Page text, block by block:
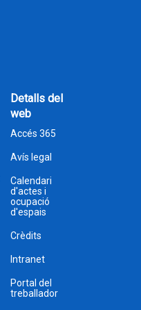
Detalls del
web
Accés 365
Avís legal
Calendari
d'actes i
ocupació
d'espais
Crèdits
Intranet
Portal del
treballador